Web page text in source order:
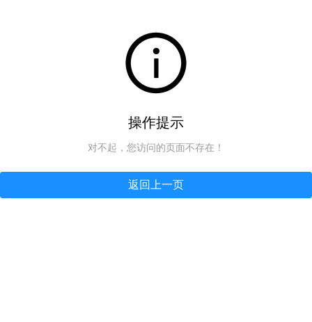
操作提示
对不起，您访问的页面不存在！
返回上一页